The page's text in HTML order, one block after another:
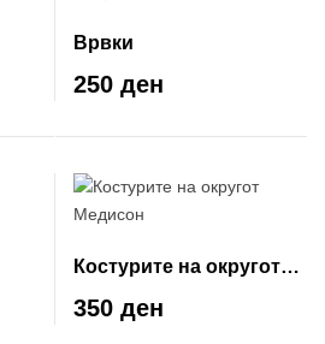
Врвки
250 ден
Костурите на округот
Медисон
350 ден